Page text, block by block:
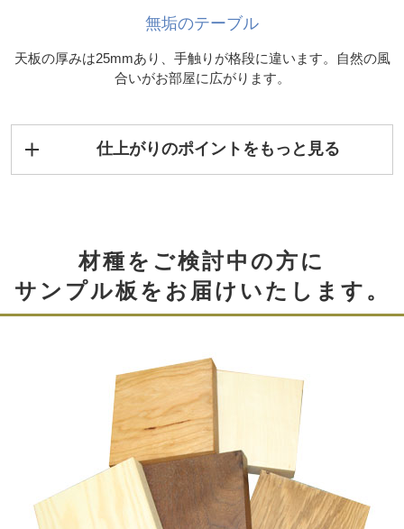
無垢のテーブル
天板の厚みは25mmあり、手触りが格段に違います。自然の風
合いがお部屋に広がります。
仕上がりのポイントをもっと見る
開き扉の引き手
材種をご検討中の方に
サンプル板をお届けいたします。